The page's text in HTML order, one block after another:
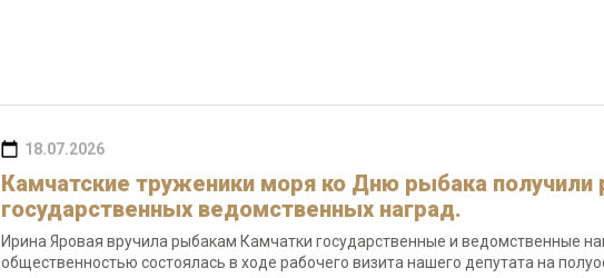
18.07.2026
Камчатские труженики моря ко Дню рыбака получили
государственных ведомственных наград.
Ирина Яровая вручила рыбакам Камчатки государственные и ведомственные
общественностью состоялась в ходе рабочего визита нашего депутата на